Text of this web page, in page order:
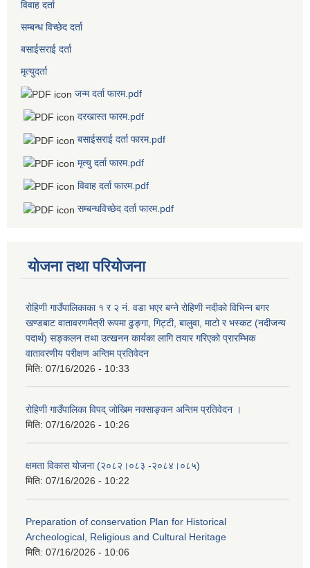
विवाह दर्ता
सम्बन्ध विच्छेद दर्ता
बसाईसराई दर्ता
मृत्युदर्ता
जन्म दर्ता फारम.pdf
दरखास्त फारम.pdf
बसाईसराई दर्ता फारम.pdf
मृत्यु दर्ता फारम.pdf
विवाह दर्ता फारम.pdf
सम्बन्धविच्छेद दर्ता फारम.pdf
योजना तथा परियोजना
रोहिणी गाउँपालिकाका १ र २ नं. वडा भएर बग्ने रोहिणी नदीको विभिन्न बगर
खण्डबाट वातावरणमैत्री रूपमा ढुङ्गा, गिट्टी, बालुवा, माटो र भस्कट (नदीजन्य
पदार्थ) सङ्कलन तथा उत्खनन कार्यका लागि तयार गरिएको प्रारम्भिक
वातावरणीय परीक्षण अन्तिम प्रतिवेदन
मिति: 07/16/2026 - 10:33
रोहिणी गाउँपालिका विपद् जोखिम नक्साङ्कन अन्तिम प्रतिवेदन ।
मिति: 07/16/2026 - 10:26
क्षमता विकास योजना (२०८२।०८३‍ -२०८४।०८५)
मिति: 07/16/2026 - 10:22
Preparation of conservation Plan for Historical
Archeological, Religious and Cultural Heritage
मिति: 07/16/2026 - 10:06